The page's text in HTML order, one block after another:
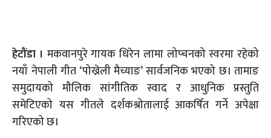
हेटौंडा । मकवानपुरे गायक धिरेन लामा लोप्चनको स्वरमा रहेको
नयाँ नेपाली गीत ‘पोख्रेली मैच्याङ’ सार्वजनिक भएको छ। तामाङ
समुदायको मौलिक सांगीतिक स्वाद र आधुनिक प्रस्तुति
समेटिएको यस गीतले दर्शकश्रोतालाई आकर्षित गर्ने अपेक्षा
गरिएको छ।